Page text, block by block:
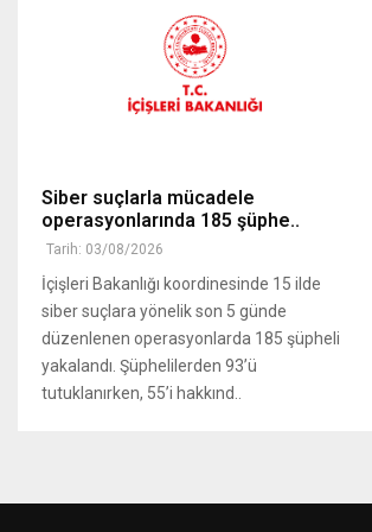
Siber suçlarla mücadele
operasyonlarında 185 şüphe..
Tarih: 03/08/2026
İçişleri Bakanlığı koordinesinde 15 ilde
siber suçlara yönelik son 5 günde
düzenlenen operasyonlarda 185 şüpheli
yakalandı. Şüphelilerden 93’ü
tutuklanırken, 55’i hakkınd..